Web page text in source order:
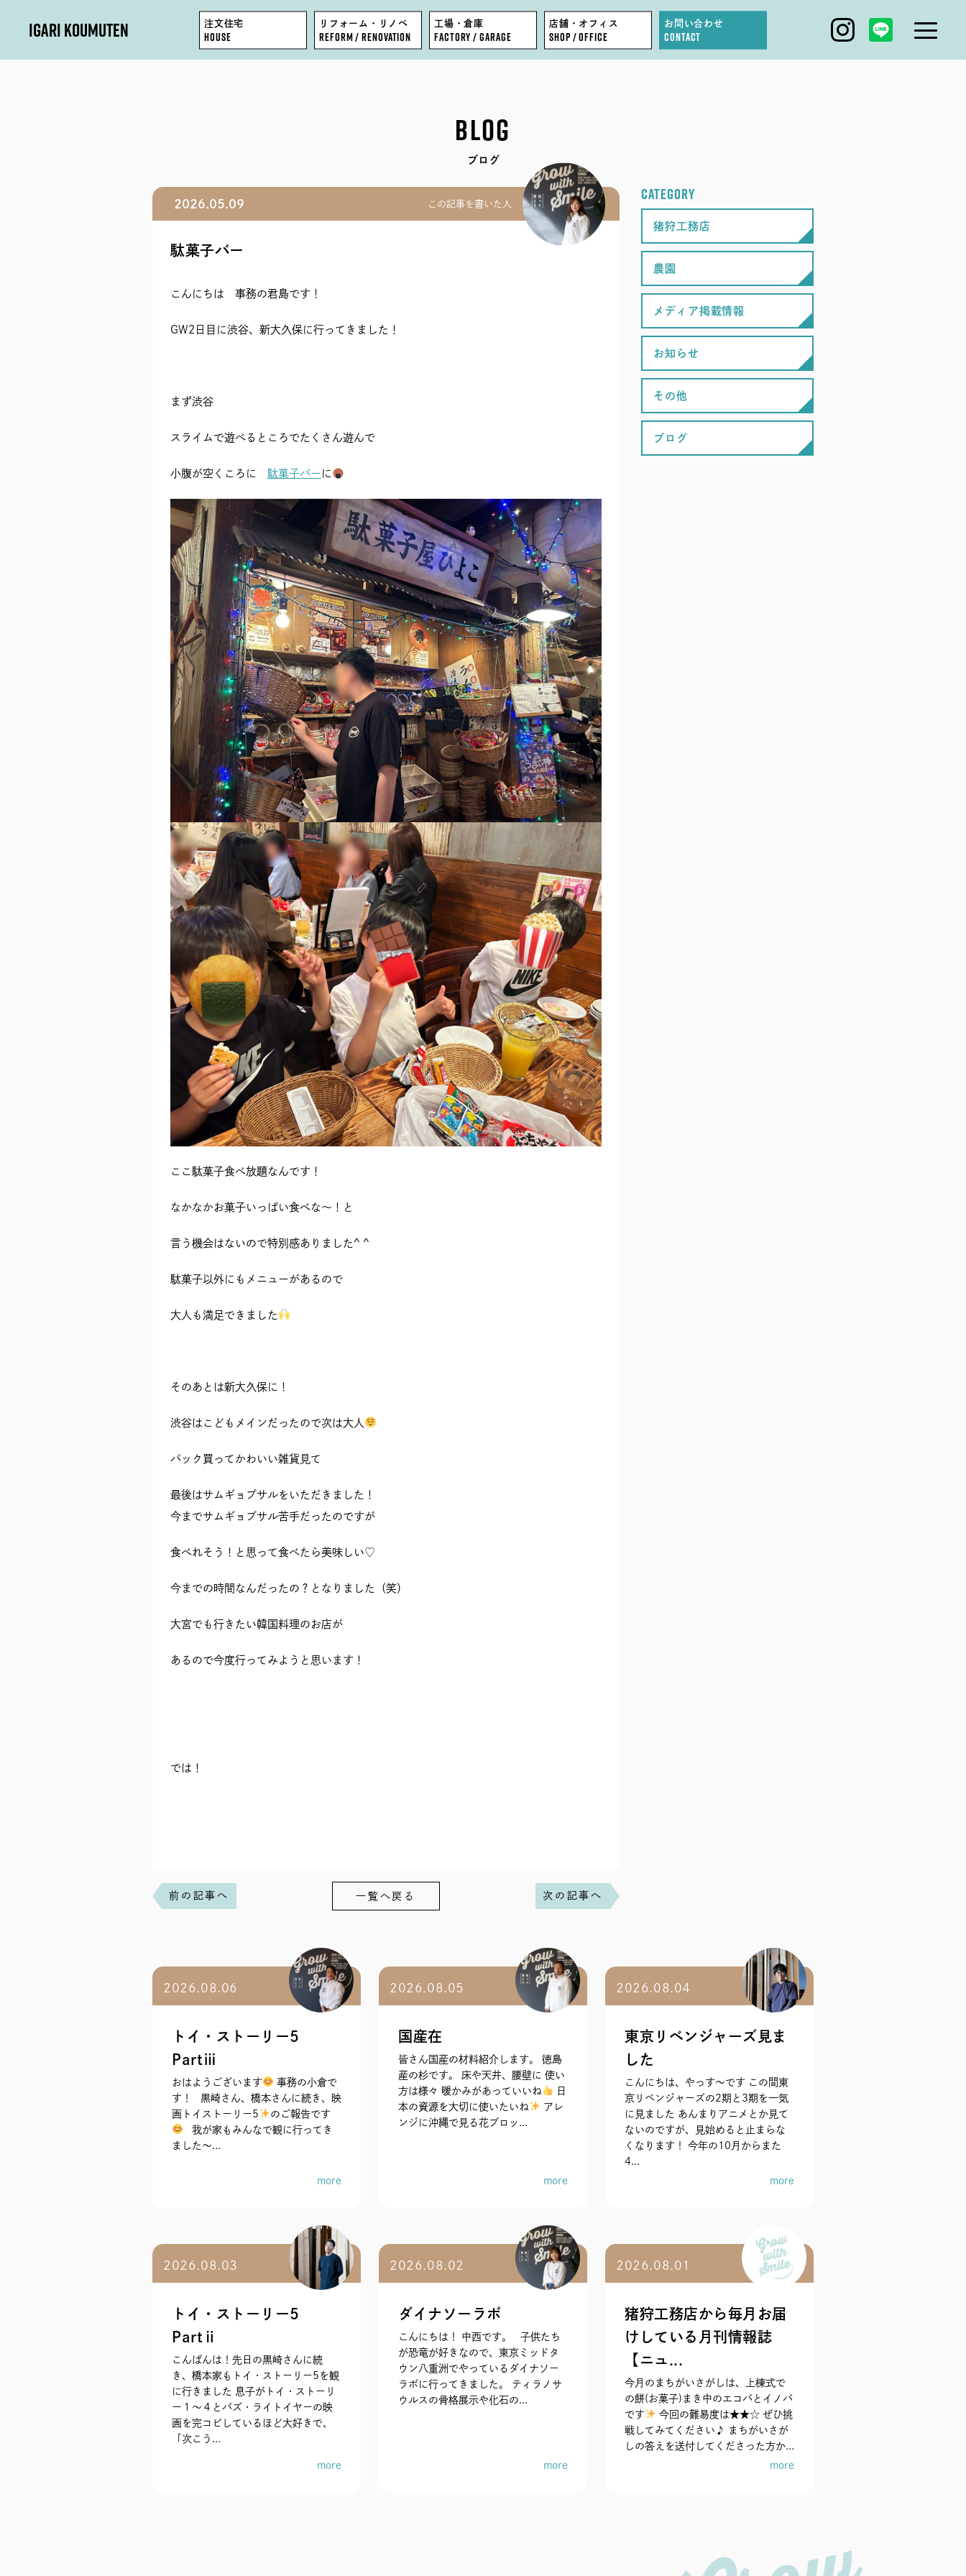
IGARI KOUMUTEN 注文住宅
HOUSE
リフォーム・リノベ
REFORM / RENOVATION
工場・倉庫
FACTORY / GARAGE
店舗・オフィス
SHOP / OFFICE
お問い合わせ
CONTACT
FACTORY / GARAGE
EVENT
SHOP / OFFICE
MODEL HOUSE
BLOG
COMPANY
STAFF
RECRUIT
SEAS0N BY MYSELF
BLOG
ブログ
2026.05.09 この記事を書いた人
駄菓子バー
こんにちは 事務の君島です！
GW2日目に渋谷、新大久保に行ってきました！
まず渋谷
スライムで遊べるところでたくさん遊んで
小腹が空くころに 駄菓子バー に
ここ駄菓子食べ放題なんです！
なかなかお菓子いっぱい食べな～！と
言う機会はないので特別感ありました^ ^
駄菓子以外にもメニューがあるので
大人も満足できました
そのあとは新大久保に！
渋谷はこどもメインだったので次は大人
パック買ってかわいい雑貨見て
最後はサムギョプサルをいただきました！
今までサムギョプサル苦手だったのですが
食べれそう！と思って食べたら美味しい♡
今までの時間なんだったの？となりました（笑）
大宮でも行きたい韓国料理のお店が
あるので今度行ってみようと思います！
では！
前の記事へ 一覧へ戻る 次の記事へ
CATEGORY
猪狩工務店
農園
メディア掲載情報
お知らせ
その他
ブログ
2026.08.06
トイ・ストーリー5
Partⅲ
おはようございます
事務の小倉で
す！ 黒崎さん、橋本さんに続き、映
画トイストーリー5
のご報告です
我が家もみんなで観に行ってき
ました～...
more
2026.08.05
国産在
皆さん国産の材料紹介します。 徳島
産の杉です。 床や天井、腰壁に 使い
方は様々 暖かみがあっていいね
日
本の資源を大切に使いたいね
アレ
ンジに沖縄で見る花ブロッ...
more
2026.08.04
東京リベンジャーズ見ま
した
こんにちは、やっす〜です この間東
京リベンジャーズの2期と3期を一気
に見ました あんまりアニメとか見て
ないのですが、見始めると止まらな
くなります！ 今年の10月からまた
4...
more
2026.08.03
トイ・ストーリー5
Partⅱ
こんばんは！先日の黒崎さんに続
き、橋本家もトイ・ストーリー5を観
に行きました 息子がトイ・ストーリ
ー１〜４とバズ・ライトイヤーの映
画を完コピしているほど大好きで、
「次こう...
more
2026.08.02
ダイナソーラボ
こんにちは！ 中西です。 子供たち
が恐竜が好きなので、東京ミッドタ
ウン八重洲でやっているダイナソー
ラボに行ってきました。 ティラノサ
ウルスの骨格展示や化石の...
more
2026.08.01
猪狩工務店から毎月お届
けしている月刊情報誌
【ニュ...
今月のまちがいさがしは、上棟式で
の餅(お菓子)まき中のエコパとイノパ
です
今回の難易度は★★☆ ぜひ挑
戦してみてください♪ まちがいさが
しの答えを送付してくださった方か...
more